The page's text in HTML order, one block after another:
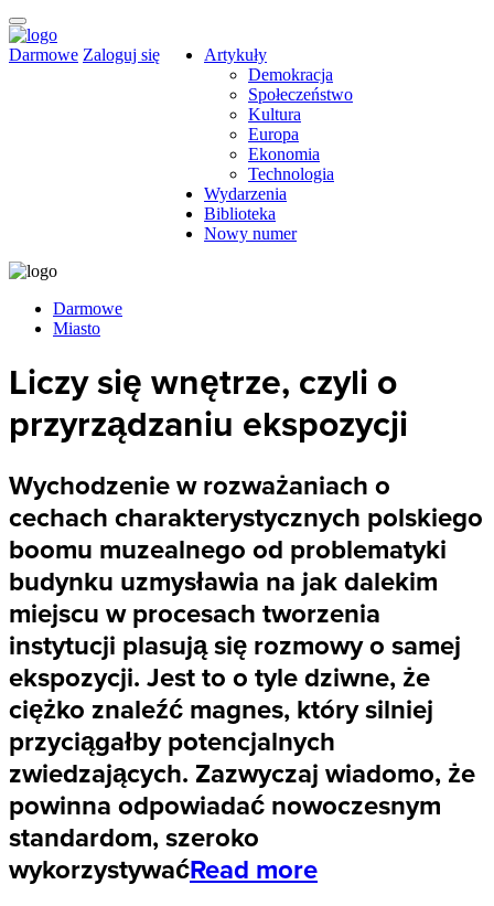
Darmowe Zaloguj się
Artykuły
Demokracja
Społeczeństwo
Kultura
Europa
Ekonomia
Technologia
Wydarzenia
Biblioteka
Nowy numer
Darmowe
Miasto
Liczy się wnętrze, czyli o
przyrządzaniu ekspozycji
Wychodzenie w rozważaniach o
cechach charakterystycznych polskiego
boomu muzealnego od problematyki
budynku uzmysławia na jak dalekim
miejscu w procesach tworzenia
instytucji plasują się rozmowy o samej
ekspozycji. Jest to o tyle dziwne, że
ciężko znaleźć magnes, który silniej
przyciągałby potencjalnych
zwiedzających. Zazwyczaj wiadomo, że
powinna odpowiadać nowoczesnym
standardom, szeroko
wykorzystywaćRead more